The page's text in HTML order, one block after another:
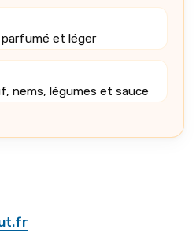
et léger
nems, légumes et sauce